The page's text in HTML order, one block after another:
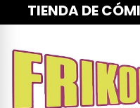
TIENDA DE